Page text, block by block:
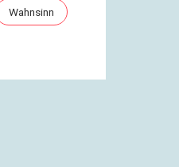
Wahnsinn